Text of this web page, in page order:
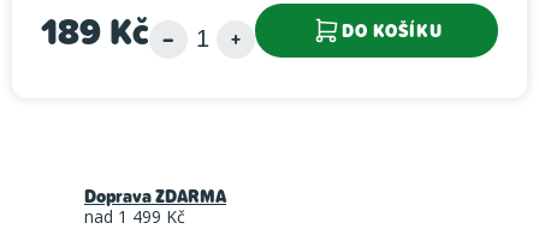
189 Kč DO KOŠÍKU
Doprava ZDARMA
nad 1 499 Kč